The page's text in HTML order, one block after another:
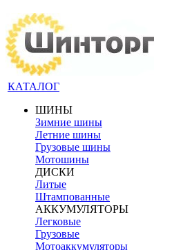
КАТАЛОГ
ШИНЫ
Зимние шины
Летние шины
Грузовые шины
Мотошины
ДИСКИ
Литые
Штампованные
АККУМУЛЯТОРЫ
Легковые
Грузовые
Мотоаккумуляторы